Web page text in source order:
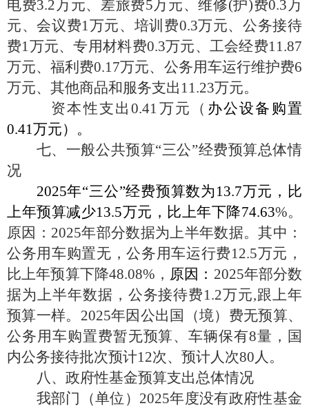
电费3.2万元、差旅费5万元、维修(护)费0.3万
元、会议费1万元、培训费0.3万元、公务接待
费1万元、专用材料费0.3万元、工会经费11.87
万元、福利费0.17万元、公务用车运行维护费6
万元、其他商品和服务支出11.23万元。
资本性支出0.41万元（ 办公设备购置
0.41万元）。
七、一般公共预算“三公”经费预算总体情
况
2025年“三公”经费预算数为13.7万元，比
上年预算减少13.5万元，比上年下降74.63%。
原因：2025年部分数据为上半年数据。其中：
公务用车购置无，公务用车运行费12.5万元，
比上年预算下降48.08%， 原因： 2025年部分数
据为上半年数据，公务接待费1.2万元,跟上年
预算一样。2025年因公出国（境）费无预算、
公务用车购置费暂无预算、车辆保有8量，国
内公务接待批次预计12次、预计人次80人。
八、政府性基金预算支出总体情况
我部门（单位） 2025年度没有政府性基金